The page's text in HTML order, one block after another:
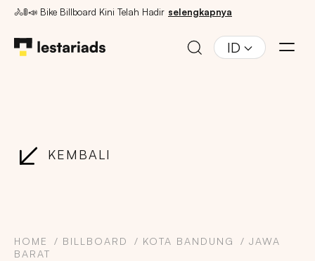
🚴🚦📣 Bike Billboard Kini Telah Hadir selengkapnya
ID
KEMBALI
HOME BILLBOARD KOTA BANDUNG
JAWA
BARAT